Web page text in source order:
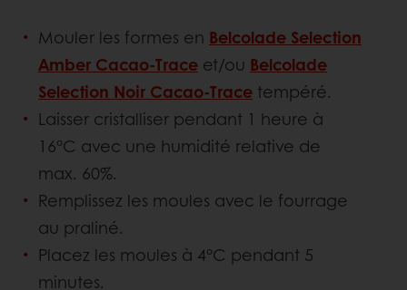
Mouler les formes en Belcolade Selection
Amber Cacao-Trace et/ou Belcolade
Selection Noir Cacao-Trace tempéré.
Laisser cristalliser pendant 1 heure à
16°C avec une humidité relative de
max. 60%.
Remplissez les moules avec le fourrage
au praliné.
Placez les moules à 4°C pendant 5
minutes.